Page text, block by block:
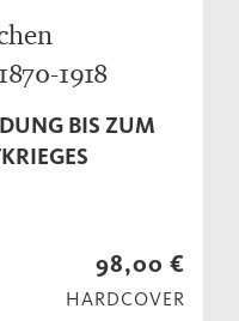
1918
BIS ZUM
98,00 €
HARDCOVER